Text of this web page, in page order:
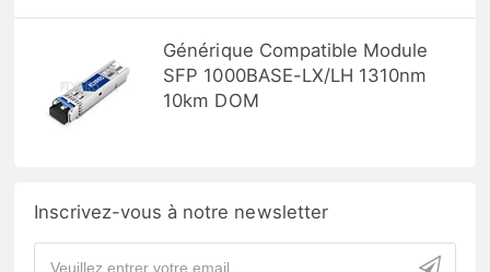
Générique Compatible Module
SFP 1000BASE-LX/LH 1310nm
10km DOM
Inscrivez-vous à notre newsletter